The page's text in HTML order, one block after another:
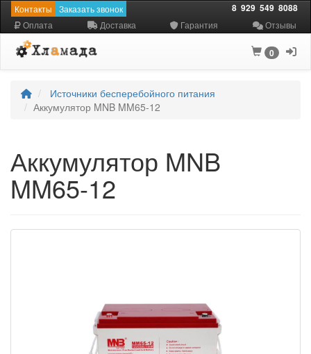
Контакты Заказать звонок 8 929 549 8088
Оплата Доставка Гарантия Отзывы
0
Источники бесперебойного питания
Аккумулятор MNB MM65-12
Аккумулятор MNB
MM65-12